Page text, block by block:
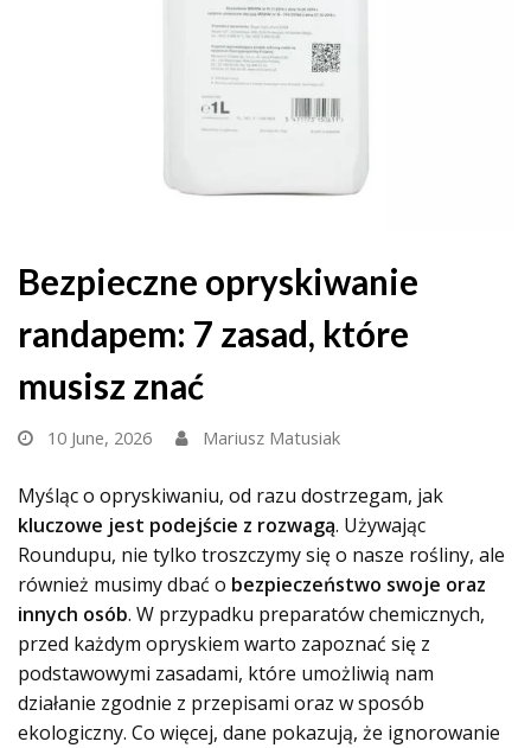
Bezpieczne opryskiwanie
randapem: 7 zasad, które
musisz znać
10 June, 2026 Mariusz Matusiak
Myśląc o opryskiwaniu, od razu dostrzegam, jak
kluczowe jest podejście z rozwagą. Używając
Roundupu, nie tylko troszczymy się o nasze rośliny, ale
również musimy dbać o bezpieczeństwo swoje oraz
innych osób. W przypadku preparatów chemicznych,
przed każdym opryskiem warto zapoznać się z
podstawowymi zasadami, które umożliwią nam
działanie zgodnie z przepisami oraz w sposób
ekologiczny. Co więcej, dane pokazują, że ignorowanie